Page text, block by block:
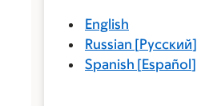
English
Russian [Русский]
Spanish [Español]